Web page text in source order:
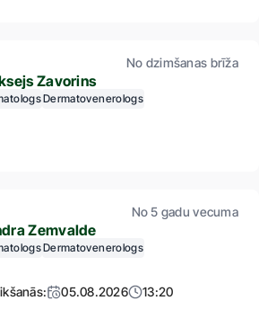
No dzimšanas brīža
Zavorins
Dermatovenerologs
No 5 gadu vecuma
Zemvalde
Dermatovenerologs
05.08.2026
13:20